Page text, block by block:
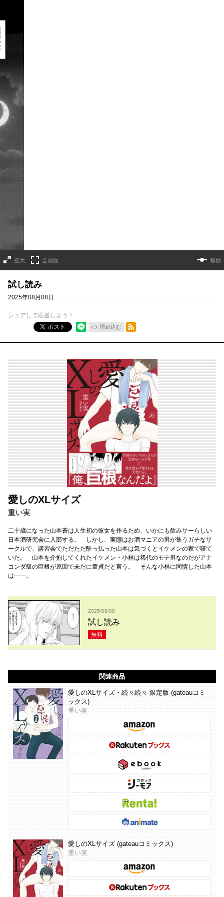
拡大 全画面 移動
試し読み
2025年08月08日
シェアして応援しよう！
ポスト
埋め込む
RSSフィード
愛しのXLサイズ
重い実
二十歳になった山本蒼は人生初の彼女を作るため、いかにも飲みサーらしい
日本酒研究会に入部する。 しかし、実態はお酒マニアの男が集うガチなサ
ークルで、講習会でただただ酔っ払った山本は気づくとイケメンの家で寝て
いた。 山本を介抱してくれたイケメン・小林は稀代のモテ男なのだがアナ
コンダ級の巨根が原因で未だに童貞だと言う。 そんな小林に同情した山本
は――。
2025/08/08
試し読み
無料
関連商品
愛しのXLサイズ・続々続々 限定版 (gateauコミ
ックス)
重い実
愛しのXLサイズ (gateauコミックス)
重い実